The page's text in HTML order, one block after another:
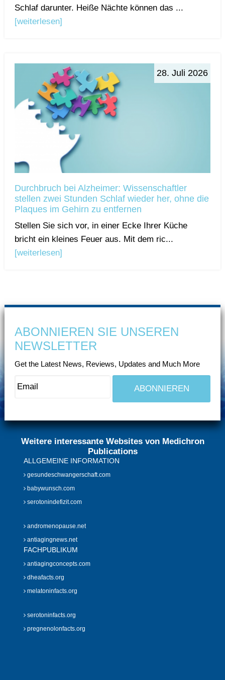
Schlaf darunter. Heiße Nächte können das ...
[weiterlesen]
28. Juli 2026
Durchbruch bei Alzheimer: Wissenschaftler
stellen zwei Stunden Schlaf wieder her, ohne die
Plaques im Gehirn zu entfernen
Stellen Sie sich vor, in einer Ecke Ihrer Küche
bricht ein kleines Feuer aus. Mit dem ric...
[weiterlesen]
ABONNIEREN SIE UNSEREN
NEWSLETTER
Get the Latest News, Reviews, Updates and Much More
Weitere interessante Websites von Medichron
Publications
ALLGEMEINE INFORMATION
gesundeschwangerschaft.com
babywunsch.com
serotonindefizit.com
andromenopause.net
antiagingnews.net
FACHPUBLIKUM
antiagingconcepts.com
dheafacts.org
melatoninfacts.org
serotoninfacts.org
pregnenolonfacts.org